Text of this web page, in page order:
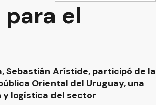
el
Sebastián Arístide, participó de la
Oriental del Uruguay, una
logística del sector